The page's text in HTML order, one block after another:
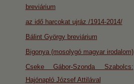
breviárium
az idő harcokat ujráz /1914-2014/
Bálint György breviárium
Bigonya (mosolygó magyar irodalom)
Cseke Gábor-Szonda Szabolcs:
Hajónapló József Attilával